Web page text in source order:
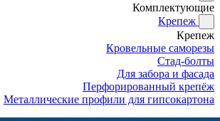
Комплектующие
Крепеж
Крепеж
Кровельные саморезы
Стад-болты
Для забора и фасада
Перфорированный крепёж
Металлические профили для гипсокартона